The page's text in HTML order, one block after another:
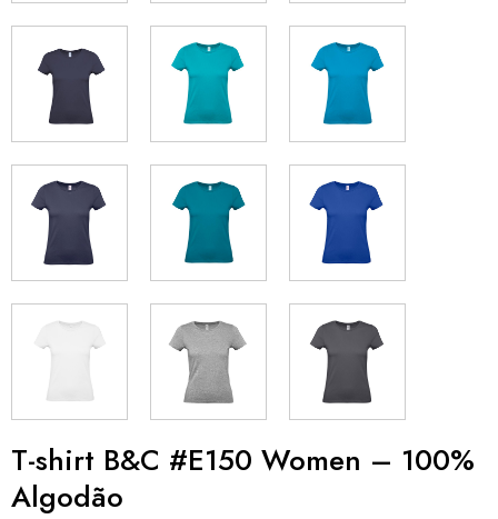
T-shirt B&C #E150 Women – 100%
Algodão